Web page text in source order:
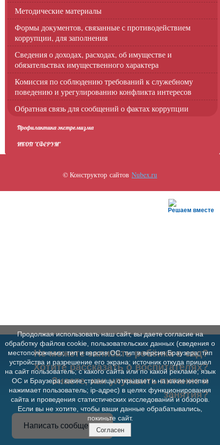
Методические материалы
Формы документов, связанные с противодействием
коррупции, для заполнения
Сведения о доходах, расходах, об имуществе и
обязательствах имущественного характера
Комиссия по соблюдению требований к служебному
поведению и урегулированию конфликта интересов
Обратная связь для сообщений о фактах коррупции
Профилактика экстремизма
ИКОП "СФЕРУМ"
© Конструктор сайтов Nubex.ru
Решаем вместе
Не можете записать ребёнка в сад?
Хотите рассказать о воспитателях?
Знаете, как улучшить питание и
занятия?
Написать сообщение
Продолжая использовать наш сайт, вы даете согласие на
обработку файлов cookie, пользовательских данных (сведения о
местоположении; тип и версия ОС; тип и версия Браузера; тип
устройства и разрешение его экрана; источник откуда пришел
на сайт пользователь; с какого сайта или по какой рекламе; язык
ОС и Браузера; какие страницы открывает и на какие кнопки
нажимает пользователь; ip-адрес) в целях функционирования
сайта и проведения статистических исследований и обзоров.
Если вы не хотите, чтобы ваши данные обрабатывались,
покиньте сайт.
Согласен